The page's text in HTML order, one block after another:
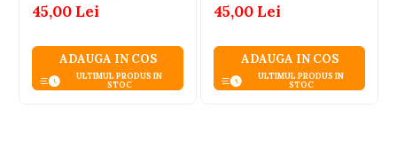
45,00 Lei
ADAUGA IN COS
ULTIMUL PRODUS IN
STOC
45,00 Lei
ADAUGA IN COS
ULTIMUL PRODUS IN
STOC